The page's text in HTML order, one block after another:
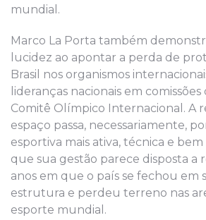
mundial.
Marco La Porta também
lucidez ao apontar a perda de
Brasil nos organismos
lideranças nacionais em comissões
Comitê Olímpico Internacional. A
espaço passa, necessariamente,
esportiva mais ativa, técnica e
que sua gestão parece disposta a
anos em que o país se fechou em
estrutura e perdeu terreno nas
esporte mundial.